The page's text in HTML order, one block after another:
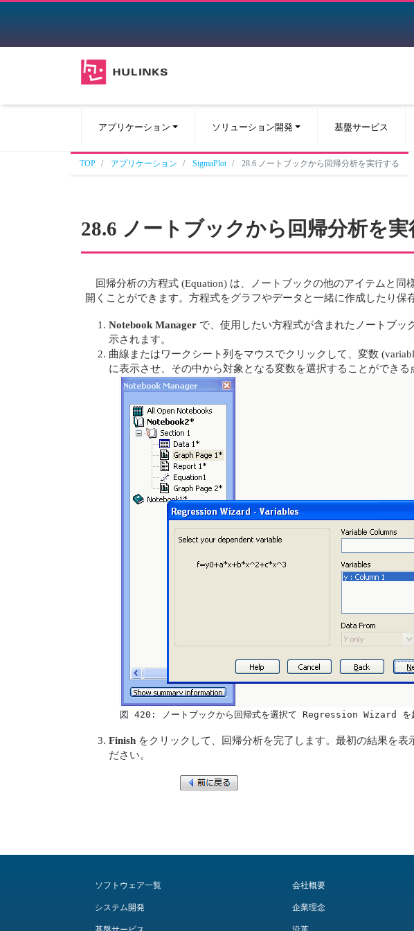
アプリケーション ソリューション開発 基盤サービス
TOP アプリケーション SigmaPlot 28.6 ノートブックから回帰分析を実行する
28.6 ノートブックから回帰分析を実
回帰分析の方程式 (Equation) は、ノートブックの他のアイテムと
開くことができます。方程式をグラフやデータと一緒に作成したり保
Notebook Manager で、使用したい方程式が含まれたノートブ
示されます。
曲線またはワークシート列をマウスでクリックして、変数
に表示させ、その中から対象となる変数を選択することができる
図 420: ノートブックから回帰式を選択て Regression Wizard を
Finish をクリックして、回帰分析を完了します。最初の結果を
ださい。
ソフトウェア一覧
システム開発
会社概要
企業理念